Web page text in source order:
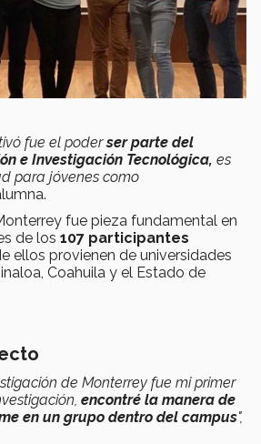
fue el poderser parte del
e Investigación Tecnológica, es
para jóvenes como
fue pieza fundamental en
de los 107 participantes
ellos provienen de universidades
Coahuila y el Estado de
de Monterrey fue mi primer
encontré la manera de
en un grupo dentro del campus",